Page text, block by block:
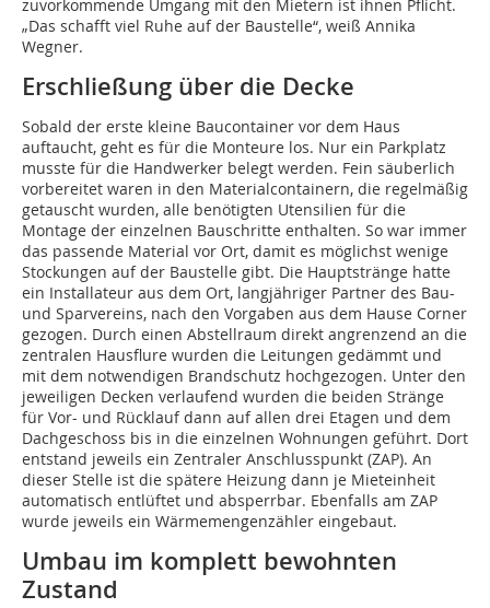
zuvorkommende Umgang mit den Mietern ist ihnen Pflicht.
„Das schafft viel Ruhe auf der Baustelle“, weiß Annika
Wegner.
Erschließung über die Decke
Sobald der erste kleine Baucontainer vor dem Haus
auftaucht, geht es für die Monteure los. Nur ein Parkplatz
musste für die Handwerker belegt werden. Fein säuberlich
vorbereitet waren in den Materialcontainern, die regelmäßig
getauscht wurden, alle benötigten Utensilien für die
Montage der einzelnen Bauschritte enthalten. So war immer
das passende Material vor Ort, damit es möglichst wenige
Stockungen auf der Baustelle gibt. Die Hauptstränge hatte
ein Installateur aus dem Ort, langjähriger Partner des Bau-
und Sparvereins, nach den Vorgaben aus dem Hause Corner
gezogen. Durch einen Abstellraum direkt angrenzend an die
zentralen Hausflure wurden die Leitungen gedämmt und
mit dem notwendigen Brandschutz hochgezogen. Unter den
jeweiligen Decken verlaufend wurden die beiden Stränge
für Vor- und Rücklauf dann auf allen drei Etagen und dem
Dachgeschoss bis in die einzelnen Wohnungen geführt. Dort
entstand jeweils ein Zentraler Anschlusspunkt (ZAP). An
dieser Stelle ist die spätere Heizung dann je Mieteinheit
automatisch entlüftet und absperrbar. Ebenfalls am ZAP
wurde jeweils ein Wärmemengenzähler eingebaut.
Umbau im komplett bewohnten
Zustand